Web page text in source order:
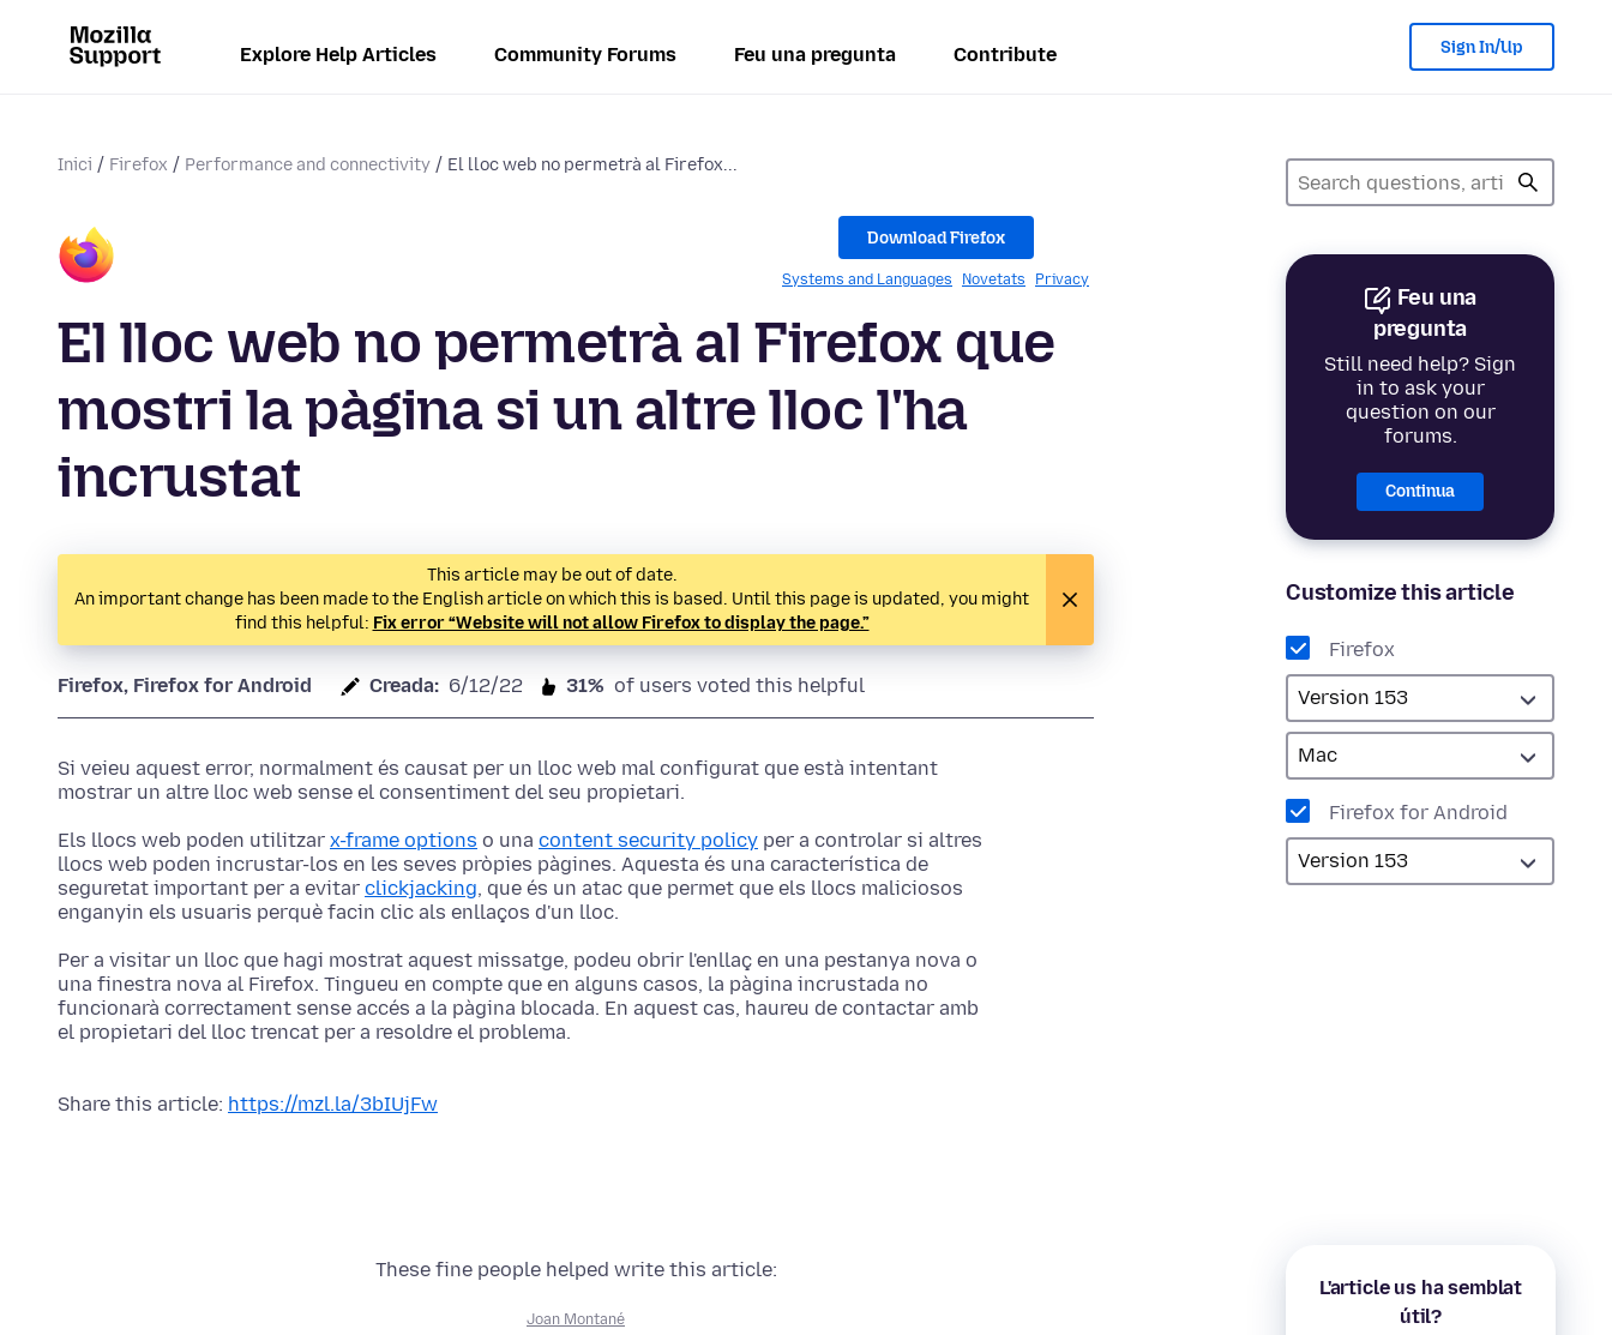
Explore Help Articles Community Forums Feu una pregunta Contribute Sign In/Up
Inici Firefox Performance and connectivity El lloc web no permetrà al Firefox...
Feu una
pregunta
Still need help? Sign
in to ask your
question on our
forums.
Continua
Customize this article
Firefox
Firefox for Android
L'article us ha semblat
útil?
Download Firefox
Systems and Languages Novetats Privacy
El lloc web no permetrà al Firefox que
mostri la pàgina si un altre lloc l'ha
incrustat
This article may be out of date.
An important change has been made to the English article on which this is based. Until this page is updated, you might
find this helpful: Fix error “Website will not allow Firefox to display the page.”
Firefox, Firefox for Android Creada: 6/12/22 31% of users voted this helpful
Si veieu aquest error, normalment és causat per un lloc web mal configurat que està intentant
mostrar un altre lloc web sense el consentiment del seu propietari.
Els llocs web poden utilitzar x-frame options o una content security policy per a controlar si altres
llocs web poden incrustar-los en les seves pròpies pàgines. Aquesta és una característica de
seguretat important per a evitar clickjacking, que és un atac que permet que els llocs maliciosos
enganyin els usuaris perquè facin clic als enllaços d'un lloc.
Per a visitar un lloc que hagi mostrat aquest missatge, podeu obrir l'enllaç en una pestanya nova o
una finestra nova al Firefox. Tingueu en compte que en alguns casos, la pàgina incrustada no
funcionarà correctament sense accés a la pàgina blocada. En aquest cas, haureu de contactar amb
el propietari del lloc trencat per a resoldre el problema.
Share this article: https://mzl.la/3bIUjFw
These fine people helped write this article:
Joan Montané